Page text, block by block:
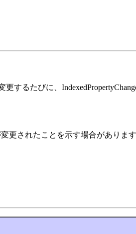
するたびに、
更されたことを示す場合がありま